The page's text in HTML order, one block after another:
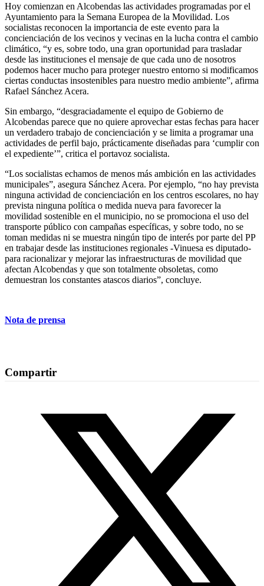
Hoy comienzan en Alcobendas las actividades programadas por el
Ayuntamiento para la Semana Europea de la Movilidad. Los
socialistas reconocen la importancia de este evento para la
concienciación de los vecinos y vecinas en la lucha contra el cambio
climático, “y es, sobre todo, una gran oportunidad para trasladar
desde las instituciones el mensaje de que cada uno de nosotros
podemos hacer mucho para proteger nuestro entorno si modificamos
ciertas conductas insostenibles para nuestro medio ambiente”, afirma
Rafael Sánchez Acera.
Sin embargo, “desgraciadamente el equipo de Gobierno de
Alcobendas parece que no quiere aprovechar estas fechas para hacer
un verdadero trabajo de concienciación y se limita a programar una
actividades de perfil bajo, prácticamente diseñadas para ‘cumplir con
el expediente’”, critica el portavoz socialista.
“Los socialistas echamos de menos más ambición en las actividades
municipales”, asegura Sánchez Acera. Por ejemplo, “no hay prevista
ninguna actividad de concienciación en los centros escolares, no hay
prevista ninguna política o medida nueva para favorecer la
movilidad sostenible en el municipio, no se promociona el uso del
transporte público con campañas específicas, y sobre todo, no se
toman medidas ni se muestra ningún tipo de interés por parte del PP
en trabajar desde las instituciones regionales -Vinuesa es diputado-
para racionalizar y mejorar las infraestructuras de movilidad que
afectan Alcobendas y que son totalmente obsoletas, como
demuestran los constantes atascos diarios”, concluye.
Nota de prensa
Compartir